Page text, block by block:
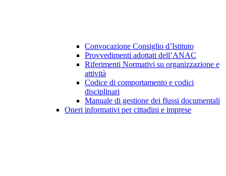
Convocazione Consiglio d’Istituto
Provvedimenti adottati dell’ANAC
Riferimenti Normativi su organizzazione e
attività
Codice di comportamento e codici
disciplinari
Manuale di gestione dei flussi documentali
Oneri informativi per cittadini e imprese